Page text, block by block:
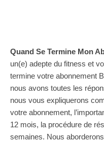
Quand Se Termine Mon
un(e) adepte du fitness et
termine votre abonnement
nous avons toutes les
nous vous expliquerons
votre abonnement,
12 mois, la procédure de
semaines. Nous